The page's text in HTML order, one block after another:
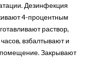
Дезинфекция
4-процентным
раствор,
взбалтывают и
Закрывают